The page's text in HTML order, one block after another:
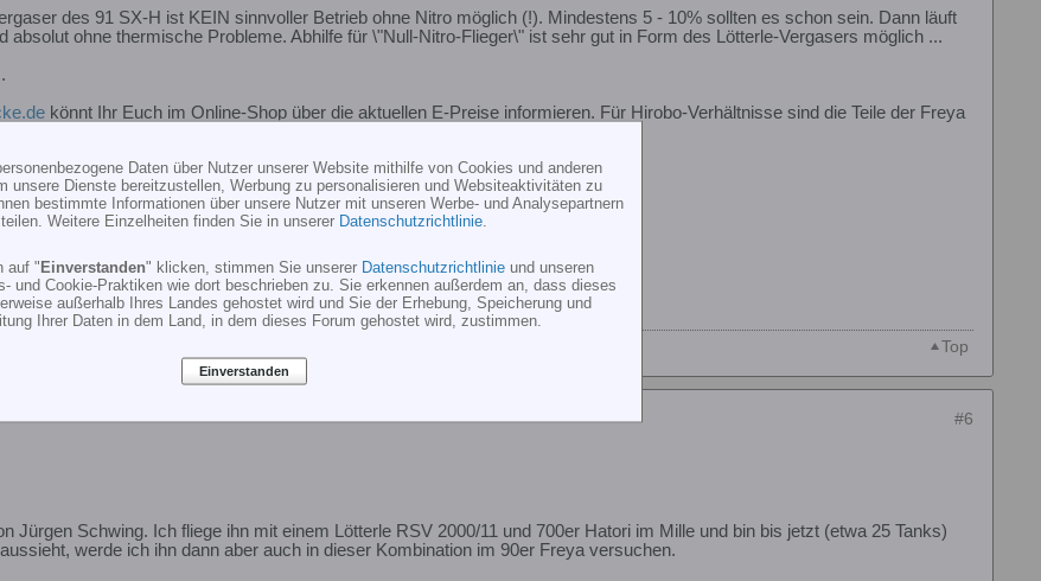
des 91 SX-H ist KEIN sinnvoller Betrieb ohne Nitro möglich (!). Mindestens 5 - 10% sollten es schon sein. Dann läuft
absolut ohne thermische Probleme. Abhilfe für \"Null-Nitro-Flieger\" ist sehr gut in Form des Lötterle-Vergasers möglich ...
könnt Ihr Euch im Online-Shop über die aktuellen E-Preise informieren. Für Hirobo-Verhältnisse sind die Teile der Freya
keine Crash-Probleme. Es knickt schon ab - wenn es muß ...
on 27/10/2001 20:15:12
Top
#6
Jürgen Schwing. Ich fliege ihn mit einem Lötterle RSV 2000/11 und 700er Hatori im Mille und bin bis jetzt (etwa 25 Tanks)
werde ich ihn dann aber auch in dieser Kombination im 90er Freya versuchen.
Daten über Nutzer unserer Website mithilfe von Cookies und anderen
unsere Dienste bereitzustellen, Werbung zu personalisieren und Websiteaktivitäten zu
bestimmte Informationen über unsere Nutzer mit unseren Werbe- und Analysepartnern
teilen. Weitere Einzelheiten finden Sie in unserer Datenschutzrichtlinie
auf "Einverstanden" klicken, stimmen Sie unserer Datenschutzrichtlinie und unseren
und Cookie-Praktiken wie dort beschrieben zu. Sie erkennen außerdem an, dass dieses
außerhalb Ihres Landes gehostet wird und Sie der Erhebung, Speicherung und
Ihrer Daten in dem Land, in dem dieses Forum gehostet wird, zustimmen.
Einverstanden